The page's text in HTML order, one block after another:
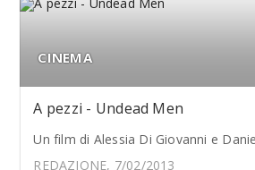
CINEMA
A pezzi - Undead Men
Un film di Alessia Di Giovanni e
REDAZIONE, 7/02/2013